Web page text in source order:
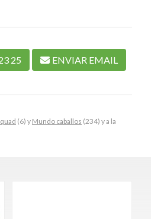
(6) y Mundo caballos (234) y a la
25 ENVIAR EMAIL